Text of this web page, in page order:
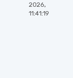
2026,
11:41:19